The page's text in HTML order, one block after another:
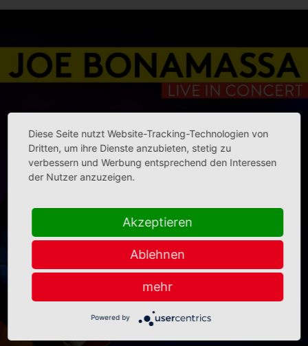
Diese Seite nutzt Website-Tracking-Technologien von
Dritten, um ihre Dienste anzubieten, stetig zu
verbessern und Werbung entsprechend den Interessen
der Nutzer anzuzeigen.
Akzeptieren
Ablehnen
mehr
Powered by